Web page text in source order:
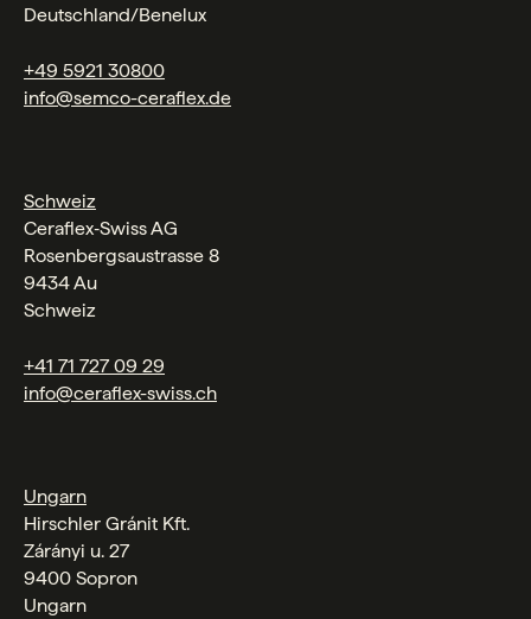
Deutschland/Benelux
+49 5921 30800
info@semco-ceraflex.de
Schweiz
Ceraflex‑Swiss AG
Rosenbergsaustrasse 8
9434 Au
Schweiz
+41 71 727 09 29
info@ceraflex-swiss.ch
Ungarn
Hirschler Gránit Kft.
Zárányi u. 27
9400 Sopron
Ungarn